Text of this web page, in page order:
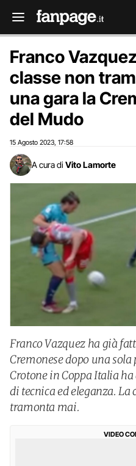
Franco
classe non
una gara la
del Mudo
15 Agosto 2023 17:58
A cura di Vito Lamorte
Franco Vazquez ha già
Cremonese dopo una
Crotone in Coppa Italia
di tecnica ed eleganza. La
tramonta mai.
VIDEO